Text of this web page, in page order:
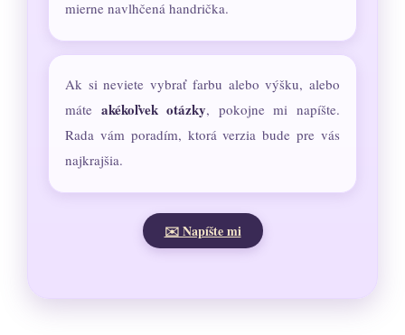
mierne navlhčená handrička.
Ak si neviete vybrať farbu alebo výšku, alebo
máte akékoľvek otázky, pokojne mi napíšte.
Rada vám poradím, ktorá verzia bude pre vás
najkrajšia.
✉️ Napíšte mi